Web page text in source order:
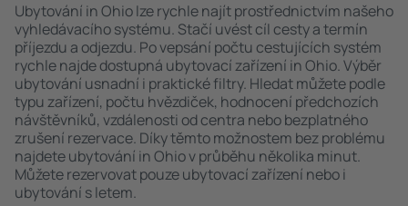
Ubytování in Ohio lze rychle najít prostřednictvím našeho
vyhledávacího systému. Stačí uvést cíl cesty a termín
příjezdu a odjezdu. Po vepsání počtu cestujících systém
rychle najde dostupná ubytovací zařízení in Ohio. Výběr
ubytování usnadní i praktické filtry. Hledat můžete podle
typu zařízení, počtu hvězdiček, hodnocení předchozích
návštěvníků, vzdálenosti od centra nebo bezplatného
zrušení rezervace. Díky těmto možnostem bez problému
najdete ubytování in Ohio v průběhu několika minut.
Můžete rezervovat pouze ubytovací zařízení nebo i
ubytování s letem.